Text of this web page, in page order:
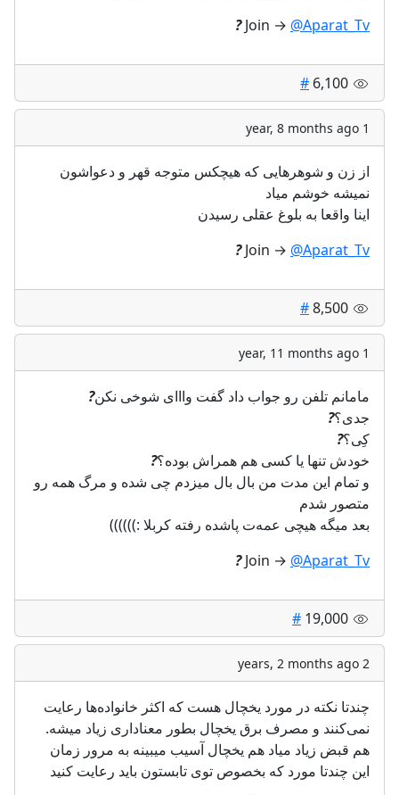
Join → @Aparat_Tv
?
#
1 year, 8 months ago
از زن و شوهرهایی که هیچکس متوجه قهر و دعواشون
نمیشه خوشم میاد
اینا واقعا به بلوغ عقلی رسیدن
Join → @Aparat_Tv
?
#
1 year, 11 months ago
مامانم تلفن رو جواب داد گفت وااای شوخی نکن?
جدی؟?
کِی؟?
خودش تنها یا کسی هم همراش بوده؟?
و تمام این مدت من بال بال میزدم چی شده و مرگ همه رو
متصور شدم
بعد میگه هیچی عمه‌ت پاشده رفته کربلا :))))))
Join → @Aparat_Tv
?
#
2 years, 2 months ago
چندتا نکته در مورد یخچال هست که اکثر خانواد‌ه‌ها رعایت
نمی‌کنند و مصرف برق یخچال بطور معناداری زیاد میشه.
هم قبض زیاد میاد هم یخچال آسیب میبینه به مرور زمان
این چندتا مورد که بخصوص توی تابستون باید رعایت کنید